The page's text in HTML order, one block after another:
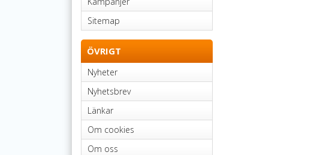
Sitemap
ÖVRIGT
Nyheter
Nyhetsbrev
Länkar
Om cookies
Om oss